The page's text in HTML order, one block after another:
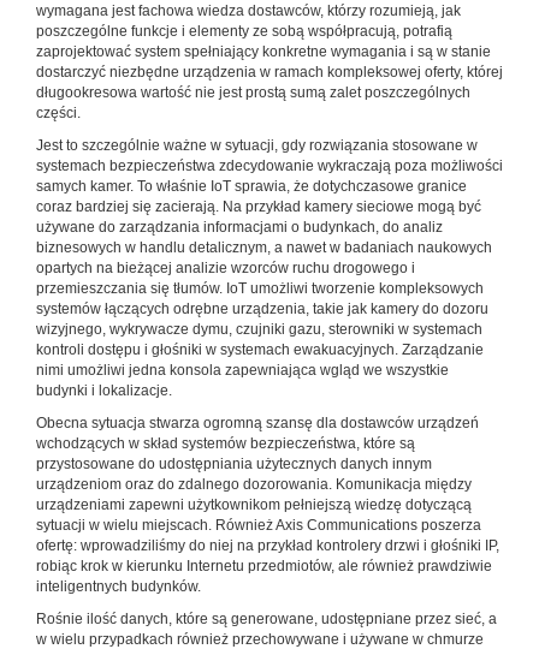
wymagana jest fachowa wiedza dostawców, którzy rozumieją, jak
poszczególne funkcje i elementy ze sobą współpracują, potrafią
zaprojektować system spełniający konkretne wymagania i są w stanie
dostarczyć niezbędne urządzenia w ramach kompleksowej oferty, której
długookresowa wartość nie jest prostą sumą zalet poszczególnych
części.
Jest to szczególnie ważne w sytuacji, gdy rozwiązania stosowane w
systemach bezpieczeństwa zdecydowanie wykraczają poza możliwości
samych kamer. To właśnie IoT sprawia, że dotychczasowe granice
coraz bardziej się zacierają. Na przykład kamery sieciowe mogą być
używane do zarządzania informacjami o budynkach, do analiz
biznesowych w handlu detalicznym, a nawet w badaniach naukowych
opartych na bieżącej analizie wzorców ruchu drogowego i
przemieszczania się tłumów. IoT umożliwi tworzenie kompleksowych
systemów łączących odrębne urządzenia, takie jak kamery do dozoru
wizyjnego, wykrywacze dymu, czujniki gazu, sterowniki w systemach
kontroli dostępu i głośniki w systemach ewakuacyjnych. Zarządzanie
nimi umożliwi jedna konsola zapewniająca wgląd we wszystkie
budynki i lokalizacje.
Obecna sytuacja stwarza ogromną szansę dla dostawców urządzeń
wchodzących w skład systemów bezpieczeństwa, które są
przystosowane do udostępniania użytecznych danych innym
urządzeniom oraz do zdalnego dozorowania. Komunikacja między
urządzeniami zapewni użytkownikom pełniejszą wiedzę dotyczącą
sytuacji w wielu miejscach. Również Axis Communications poszerza
ofertę: wprowadziliśmy do niej na przykład kontrolery drzwi i głośniki IP,
robiąc krok w kierunku Internetu przedmiotów, ale również prawdziwie
inteligentnych budynków.
Rośnie ilość danych, które są generowane, udostępniane przez sieć, a
w wielu przypadkach również przechowywane i używane w chmurze